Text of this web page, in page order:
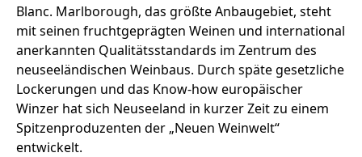
Blanc. Marlborough, das größte Anbaugebiet, steht
mit seinen fruchtgeprägten Weinen und international
anerkannten Qualitätsstandards im Zentrum des
neuseeländischen Weinbaus. Durch späte gesetzliche
Lockerungen und das Know-how europäischer
Winzer hat sich Neuseeland in kurzer Zeit zu einem
Spitzenproduzenten der „Neuen Weinwelt“
entwickelt.